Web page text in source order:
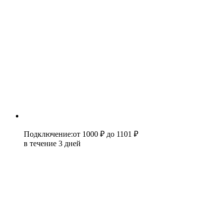
Подключение:от 1000 ₽ до 1101 ₽
в течение 3 дней